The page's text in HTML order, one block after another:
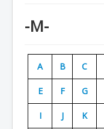
Chronologie
Escadrilles
Organisation
Avions
Personnels
-M-
A B C
E F G
I J K